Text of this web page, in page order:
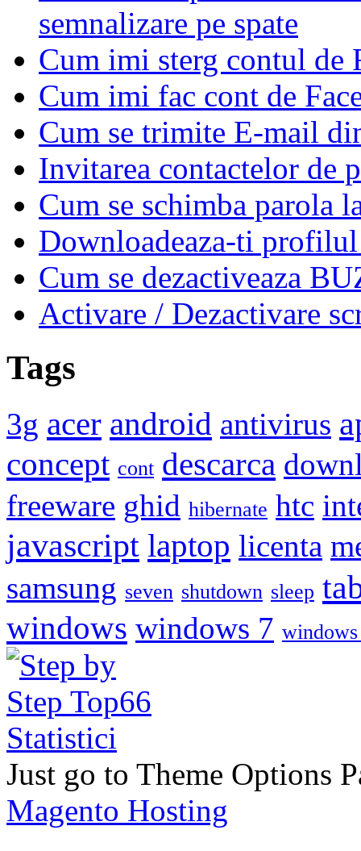
semnalizare pe spate
Cum imi sterg contul de
Cum imi fac cont de
Cum se trimite E-mail
Invitarea contactelor de
Cum se schimba parola
Downloadeaza-ti
Cum se dezactiveaza
Activare / Dezactivare
Tags
3g acer android antivirus
concept cont descarca
freeware ghid hibernate htc
javascript laptop licenta
samsung seven shutdown sleep
windows windows 7
Just go to Theme Options
Magento Hosting